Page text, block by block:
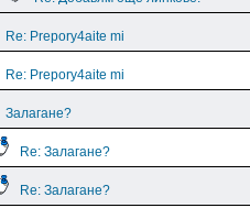
Re: Prepory4aite mi
Re: Prepory4aite mi
Залагане?
Re: Залагане?
Re: Залагане?